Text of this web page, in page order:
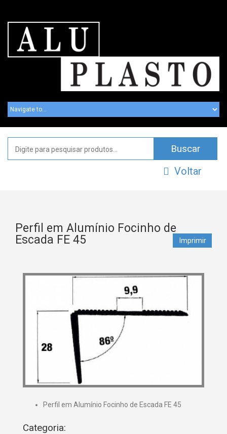
Voltar
Perfil em Alumínio Focinho de
Escada FE 45
Imprimir
Perfil em Alumínio Focinho de Escada FE 45
Categoria: